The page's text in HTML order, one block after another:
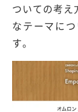
ついての考え
なテーマに
す。